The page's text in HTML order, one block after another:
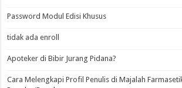
Password Modul Edisi Khusus
tidak ada enroll
Apoteker di Bibir Jurang Pidana?
Cara Melengkapi Profil Penulis di Majalah